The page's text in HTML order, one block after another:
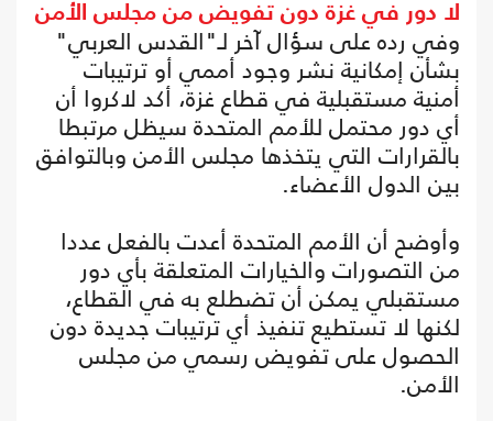
لا دور في غزة دون تفويض من مجلس الأمن
وفي رده على سؤال آخر لـ"القدس العربي"
بشأن إمكانية نشر وجود أممي أو ترتيبات
أمنية مستقبلية في قطاع غزة، أكد لاكروا أن
أي دور محتمل للأمم المتحدة سيظل مرتبطا
بالقرارات التي يتخذها مجلس الأمن وبالتوافق
بين الدول الأعضاء.
وأوضح أن الأمم المتحدة أعدت بالفعل عددا
من التصورات والخيارات المتعلقة بأي دور
مستقبلي يمكن أن تضطلع به في القطاع،
لكنها لا تستطيع تنفيذ أي ترتيبات جديدة دون
الحصول على تفويض رسمي من مجلس
الأمن.